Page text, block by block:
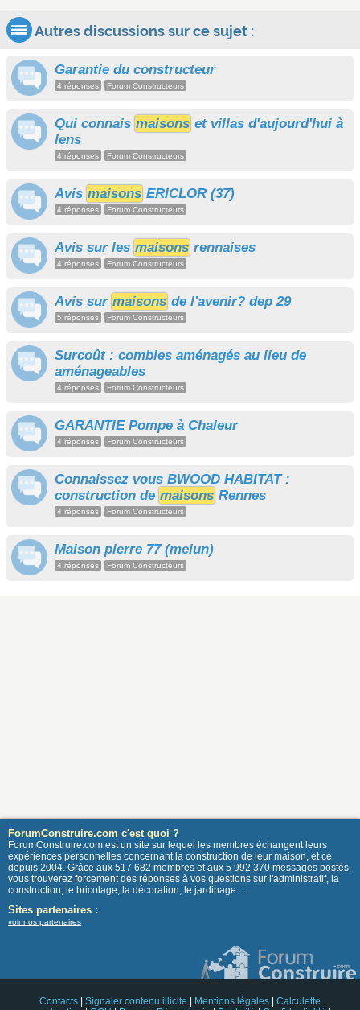
Autres discussions sur ce sujet :
Garantie du constructeur
4 réponses Forum Constructeurs
Qui connais maisons et villas d'aujourd'hui à
lens
4 réponses Forum Constructeurs
Avis maisons ERICLOR (37)
4 réponses Forum Constructeurs
Avis sur les maisons rennaises
4 réponses Forum Constructeurs
Avis sur maisons de l'avenir? dep 29
5 réponses Forum Constructeurs
Surcoût : combles aménagés au lieu de
aménageables
4 réponses Forum Constructeurs
GARANTIE Pompe à Chaleur
4 réponses Forum Constructeurs
Connaissez vous BWOOD HABITAT :
construction de maisons Rennes
4 réponses Forum Constructeurs
Maison pierre 77 (melun)
4 réponses Forum Constructeurs
ForumConstruire.com c'est quoi ?
ForumConstruire.com est un site sur lequel les membres échangent leurs
expériences personnelles concernant la construction de leur maison, et ce
depuis 2004. Grâce aux 517 682 membres et aux 5 992 370 messages postés,
vous trouverez forcement des réponses à vos questions sur l'administratif, la
construction, le bricolage, la décoration, le jardinage ...
Sites partenaires :
voir nos partenaires
Contacts Signaler contenu illicite Mentions légales
Calculette